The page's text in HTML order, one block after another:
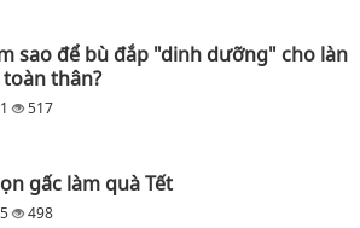
sao để bù đắp "dinh dưỡng" cho làn
toàn thân?
517
gấc làm quà Tết
498